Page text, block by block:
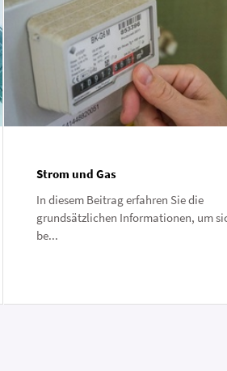
Strom und Gas
In diesem Beitrag erfahren Sie die
grundsätzlichen Informationen, um
be...